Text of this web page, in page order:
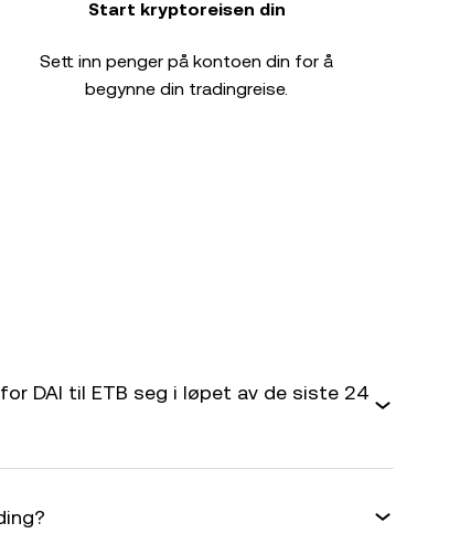
Start kryptoreisen din
Sett inn penger på kontoen din for å
begynne din tradingreise.
DAI til ETB seg i løpet av de siste 24